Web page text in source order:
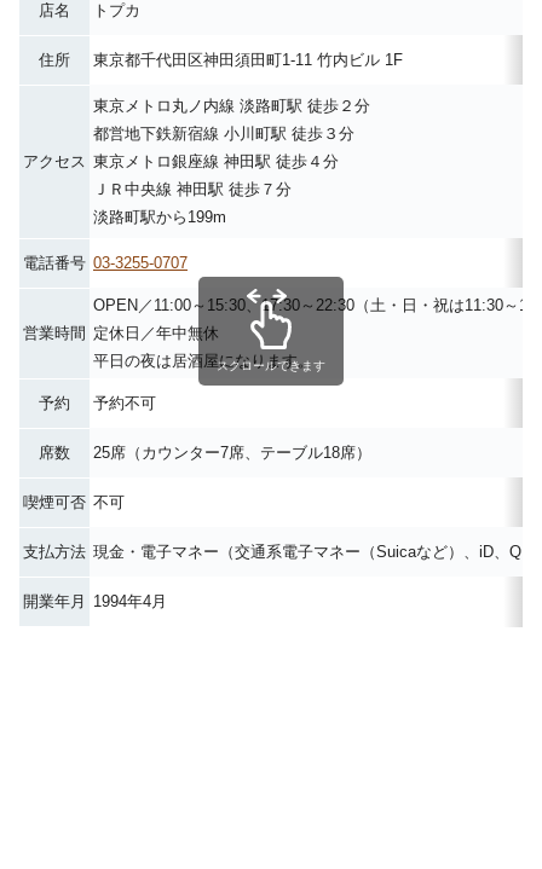
店名 トプカ
住所 東京都千代田区神田須田町1-11 竹内ビル 1F
アクセス
東京メトロ丸ノ内線 淡路町駅 徒歩２分
都営地下鉄新宿線 小川町駅 徒歩３分
東京メトロ銀座線 神田駅 徒歩４分
ＪＲ中央線 神田駅 徒歩７分
淡路町駅から199m
電話番号 03-3255-0707
営業時間
OPEN／11:00～15:30、17:30～22:30（土・日・祝は11:30～
定休日／年中無休
平日の夜は居酒屋になります。
予約 予約不可
席数 25席（カウンター7席、テーブル18席）
喫煙可否 不可
支払方法 現金・電子マネー（交通系電子マネー（Suicaなど）、iD、
開業年月 1994年4月
スクロールできます